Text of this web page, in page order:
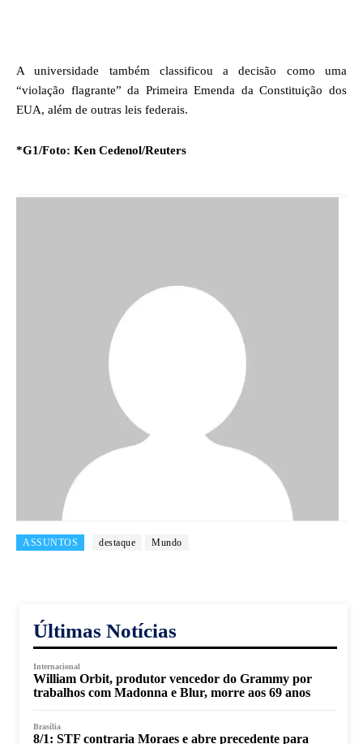
A universidade também classificou a decisão como uma
“violação flagrante” da Primeira Emenda da Constituição dos
EUA, além de outras leis federais.
*G1/Foto: Ken Cedenol/Reuters
ASSUNTOS destaque Mundo
Últimas Notícias
Internacional
William Orbit, produtor vencedor do Grammy por
trabalhos com Madonna e Blur, morre aos 69 anos
Brasília
8/1: STF contraria Moraes e abre precedente para